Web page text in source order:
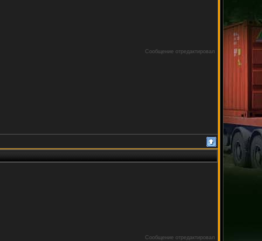
Сообщение отредактировал
Сообщение отредактировал